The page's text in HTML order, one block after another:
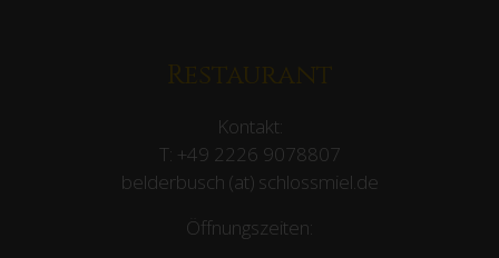
Restaurant
Kontakt:
T: +49 2226 9078807
belderbusch (at) schlossmiel.de
Öffnungszeiten: